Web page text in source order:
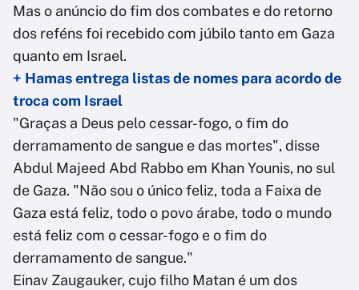
Mas o anúncio do fim dos combates e do retorno
dos reféns foi recebido com júbilo tanto em Gaza
quanto em Israel.
+ Hamas entrega listas de nomes para acordo de
troca com Israel
"Graças a Deus pelo cessar-fogo, o fim do
derramamento de sangue e das mortes", disse
Abdul Majeed Abd Rabbo em Khan Younis, no sul
de Gaza. "Não sou o único feliz, toda a Faixa de
Gaza está feliz, todo o povo árabe, todo o mundo
está feliz com o cessar-fogo e o fim do
derramamento de sangue."
Einav Zaugauker, cujo filho Matan é um dos